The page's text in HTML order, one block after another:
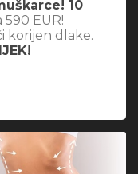
10
EUR!
korijen dlake.